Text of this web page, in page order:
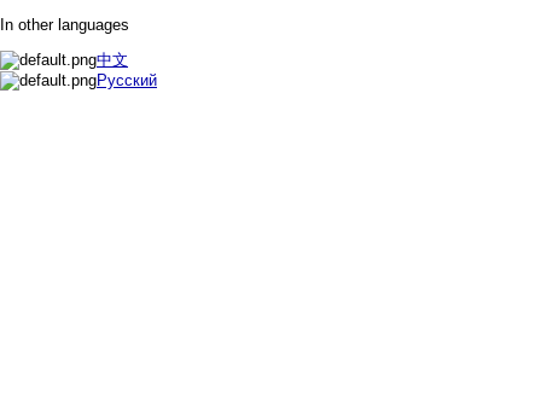
In other languages
中文
Русский